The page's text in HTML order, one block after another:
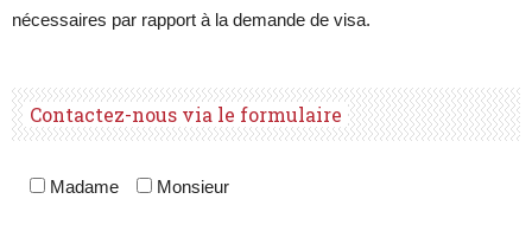
nécessaires par rapport à la demande de visa.
Contactez-nous via le formulaire
Madame Monsieur